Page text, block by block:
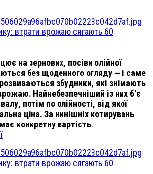
втрати врожаю сягають 60
на зернових, посіви олійної
без щоденного огляду — і саме
збудники, які знімають
Найнебезпечніший із них б'є
потім по олійності, від якої
ціна. За нинішніх котирувань
конкретну вартість.
втрати врожаю сягають 60